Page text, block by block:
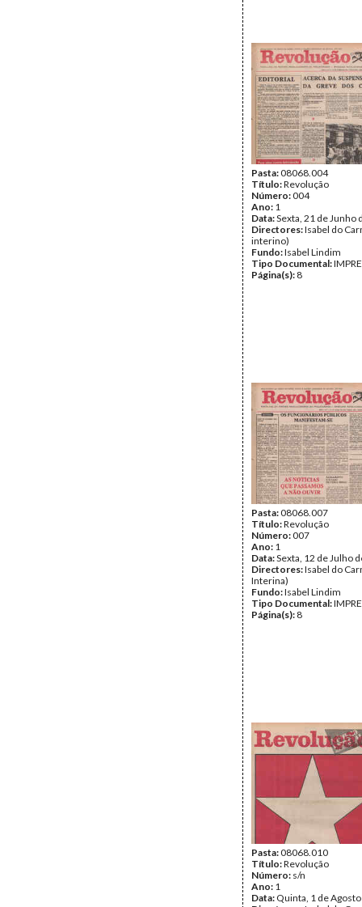
Pasta:08068.004
Título:Revolução
Número:004
Ano: 1
Data:Sexta, 21 de Junho
Directores:Isabel do
interino)
Fundo:Isabel Lindim
Tipo Documental:
Página(s): 8
Pasta:08068.007
Título:Revolução
Número:007
Ano: 1
Data:Sexta, 12 de Julho
Directores:Isabel do
Interina)
Fundo:Isabel Lindim
Tipo Documental:
Página(s): 8
Pasta:08068.010
Título:Revolução
Número: s/n
Ano: 1
Data: Quinta, 1 de